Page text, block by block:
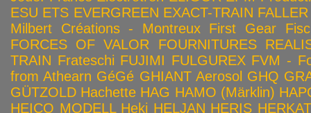
ESU ETS EVERGREEN EXACT-TRAIN FALLER
Milbert Créations - Montreux First Gear
FORCES OF VALOR
FOURNITURES
TRAIN Frateschi FUJIMI FULGUREX FVM -
from Athearn GéGé GHIANT Aerosol GHQ
GÜTZOLD Hachette HAG HAMO (Märklin)
HEICO MODELL Heki HELJAN HERIS HERKAT